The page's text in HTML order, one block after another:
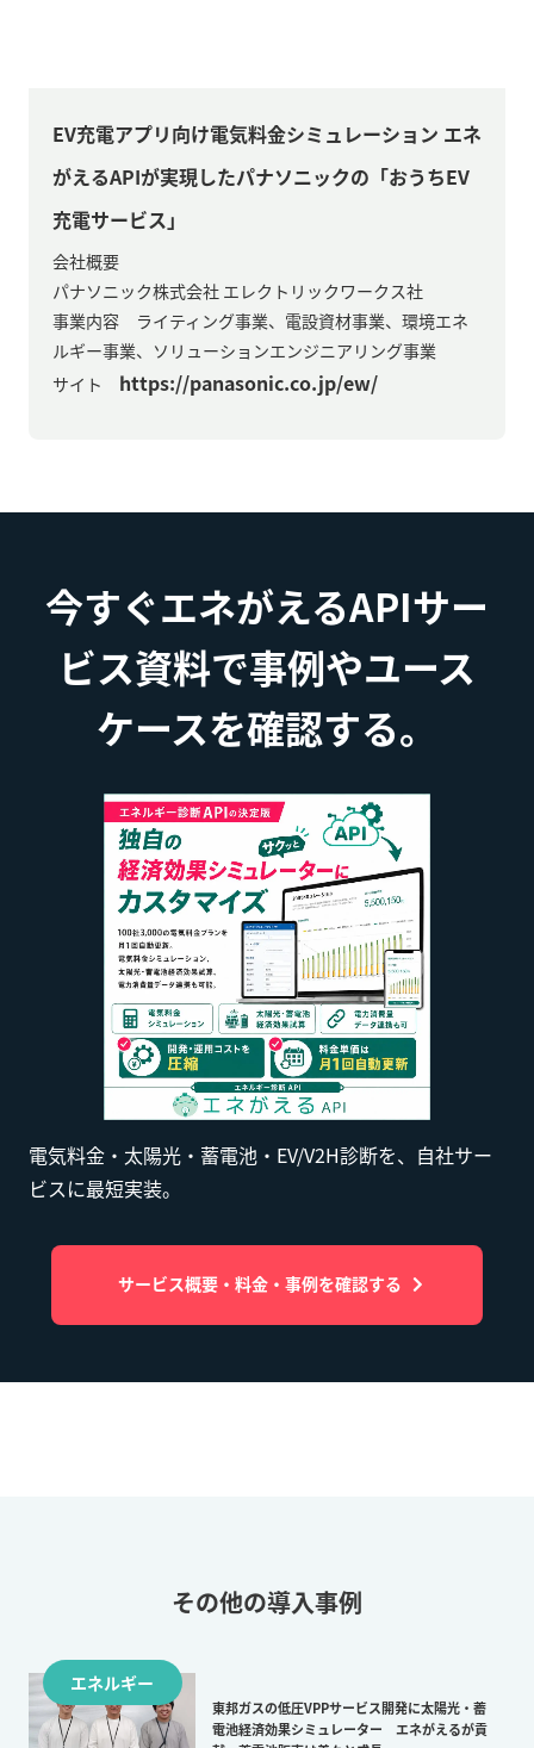
EV充電アプリ向け電気料金シミュレーション エネ
がえるAPIが実現したパナソニックの「おうちEV
充電サービス」
会社概要
パナソニック株式会社 エレクトリックワークス社
事業内容 ライティング事業、電設資材事業、環境エネ
ルギー事業、ソリューションエンジニアリング事業
サイト https://panasonic.co.jp/ew/
今すぐエネがえるAPIサー
ビス資料で事例やユース
ケースを確認する。
電気料金・太陽光・蓄電池・EV/V2H診断を、自社サー
ビスに最短実装。
サービス概要・料金・事例を確認する
その他の導入事例
エネルギー
東邦ガスの低圧VPPサービス開発に太陽光・蓄
電池経済効果シミュレーター エネがえるが貢